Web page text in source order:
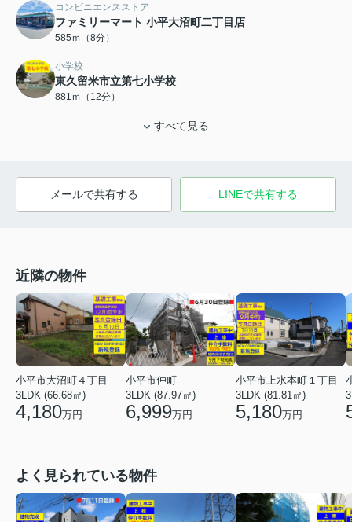
コンビニエンスストア
ファミリーマート 小平大沼町二丁目店
585ｍ（8分）
小学校
東久留米市立第七小学校
881ｍ（12分）
すべて見る
メールで共有する LINEで共有する
近隣の物件
小平市大沼町４丁目
3LDK (66.68㎡)
4,180万円
小平市仲町
3LDK (87.97㎡)
6,999万円
小平市上水本町１丁目
3LDK (81.81㎡)
5,180万円
よく見られている物件